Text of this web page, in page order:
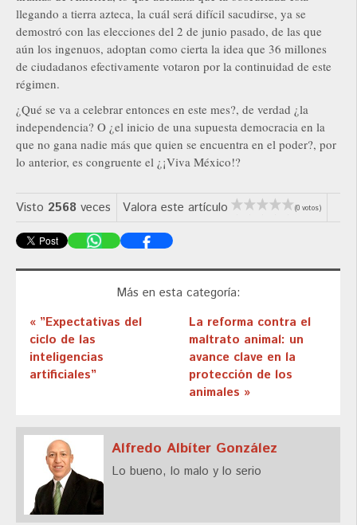
llegando a tierra azteca, la cuál será difícil sacudirse, ya se
demostró con las elecciones del 2 de junio pasado, de las que
aún los ingenuos, adoptan como cierta la idea que 36 millones
de ciudadanos efectivamente votaron por la continuidad de este
régimen.
¿Qué se va a celebrar entonces en este mes?, de verdad ¿la
independencia? O ¿el inicio de una supuesta democracia en la
que no gana nadie más que quien se encuentra en el poder?, por
lo anterior, es congruente el ¿¡Viva México!?
Visto 2568 veces Valora este artículo (0 votos)
Más en esta categoría:
« ”Expectativas del
ciclo de las
inteligencias
artificiales”
La reforma contra el
maltrato animal: un
avance clave en la
protección de los
animales »
Alfredo Albíter González
Lo bueno, lo malo y lo serio